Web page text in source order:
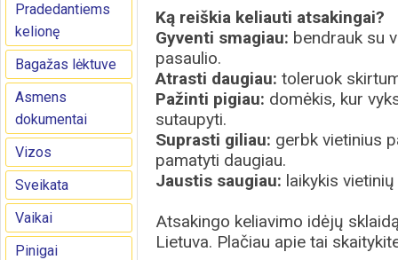
Pradedantiems
kelionę
Bagažas lėktuve
Asmens
dokumentai
Vizos
Sveikata
Vaikai
Pinigai
Ką reiškia keliauti atsakingai?
Gyventi smagiau: bendrauk su
pasaulio.
Atrasti daugiau: toleruok
Pažinti pigiau: domėkis, kur
sutaupyti.
Suprasti giliau: gerbk vietinius
pamatyti daugiau.
Jaustis saugiau: laikykis
Atsakingo keliavimo idėjų
Lietuva. Plačiau apie tai